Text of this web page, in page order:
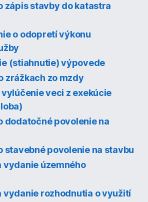
zápis stavby do katastra
o odopretí výkonu
(stiahnutie) výpovede
zrážkach zo mzdy
vylúčenie veci z exekúcie
dodatočné povolenie na
stavebné povolenie na stavbu
vydanie územného
vydanie rozhodnutia o využití